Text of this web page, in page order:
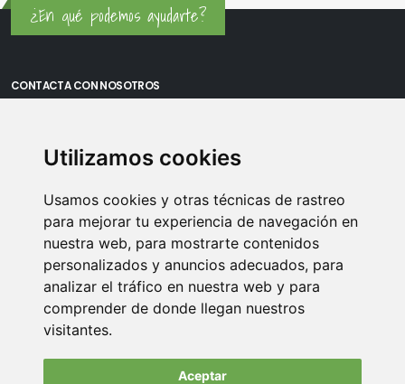
Utilizamos cookies
Usamos cookies y otras técnicas de rastreo
para mejorar tu experiencia de navegación en
nuestra web, para mostrarte contenidos
personalizados y anuncios adecuados, para
analizar el tráfico en nuestra web y para
comprender de donde llegan nuestros
visitantes.
Aceptar
¿En qué podemos ayudarte?
CONTACTA CON NOSOTROS
Oficina Vitoria: Boulevard de Salburua 8, planta 3, 01002 - Vitoria-
Email:info@memoriasusb.com